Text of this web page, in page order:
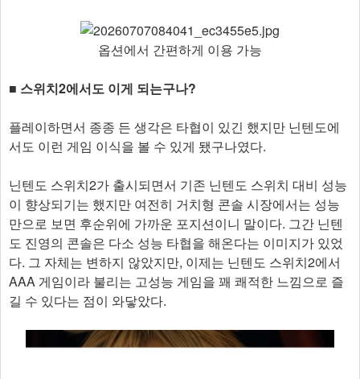
옵션에서 간편하게 이용 가능
■ 스위치2에서도 이게 되는구나?
플레이하면서 종종 든 생각은 타협이 있긴 했지만 닌텐도에
서도 이런 게임 이식을 볼 수 있게 됐구나였다.
닌텐도 스위치2가 출시되면서 기존 닌텐도 스위치 대비 성능
이 향상되기는 했지만 여전히 거치형 콘솔 시장에서는 성능
만으로 보면 후순위에 가까운 포지션이니 말이다. 그간 닌텐
도 진영의 콘솔은 다소 성능 타협을 해온다는 이미지가 있었
다. 그 자체는 변하지 않았지만, 이제는 닌텐도 스위치2에서
AAA 게임이라 불리는 고성능 게임을 꽤 쾌적한 느낌으로 즐
길 수 있다는 점이 와닿았다.